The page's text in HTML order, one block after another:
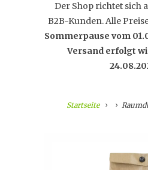
Der Shop richtet sich
B2B-Kunden. Alle
Sommerpause vom
Versand erfolgt
Startseite